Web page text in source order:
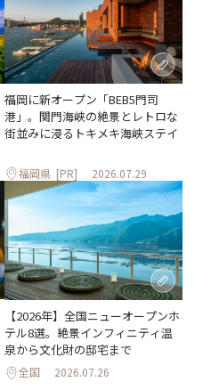
福岡に新オープン「BEB5門司
港」。関門海峡の絶景とレトロな
街並みに浸るトキメキ海峡ステイ
福岡県 [PR] 2026.07.29
【2026年】全国ニューオープンホ
テル8選。絶景インフィニティ温
泉から文化財の邸宅まで
全国 2026.07.26